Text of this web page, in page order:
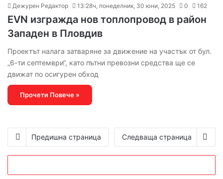
Дежурен Редактор 13:28ч, понеделник, 30 юни, 2025 0 162
ЕVN изгражда нов топлопровод в район
Западен в Пловдив
Проектът налага затваряне за движение на участък от бул.
„6-ти септември“, като пътни превозни средства ще се
движат по осигурен обход
Прочети Повече »
Предишна страница Следваща страница